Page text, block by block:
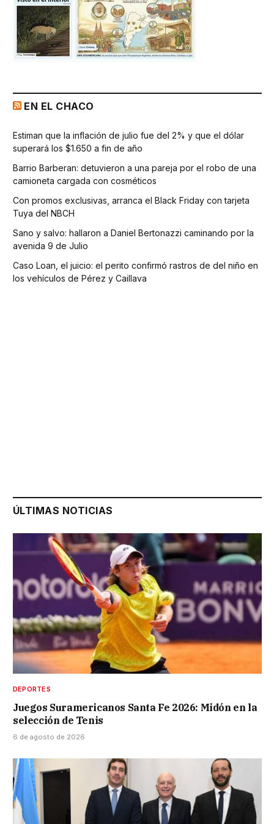
EN EL CHACO
Estiman que la inflación de julio fue del 2% y que el dólar
superará los $1.650 a fin de año
Barrio Barberan: detuvieron a una pareja por el robo de una
camioneta cargada con cosméticos
Con promos exclusivas, arranca el Black Friday con tarjeta
Tuya del NBCH
Sano y salvo: hallaron a Daniel Bertonazzi caminando por la
avenida 9 de Julio
Caso Loan, el juicio: el perito confirmó rastros de del niño en
los vehículos de Pérez y Caillava
ÚLTIMAS NOTICIAS
DEPORTES
Juegos Suramericanos Santa Fe 2026: Midón en la
selección de Tenis
6 de agosto de 2026